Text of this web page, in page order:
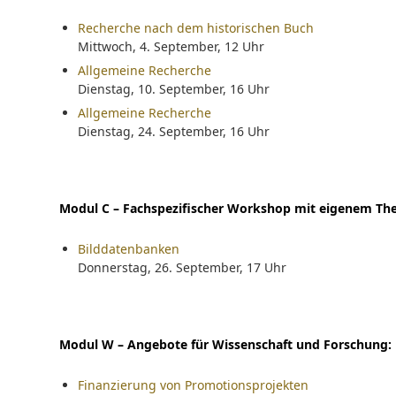
Recherche nach dem historischen Buch
Mittwoch, 4. September, 12 Uhr
Allgemeine Recherche
Dienstag, 10. September, 16 Uhr
Allgemeine Recherche
Dienstag, 24. September, 16 Uhr
Modul C – Fachspezifischer Workshop mit eigenem
Bilddatenbanken
Donnerstag, 26. September, 17 Uhr
Modul W – Angebote für Wissenschaft und Forschung:
Finanzierung von Promotionsprojekten